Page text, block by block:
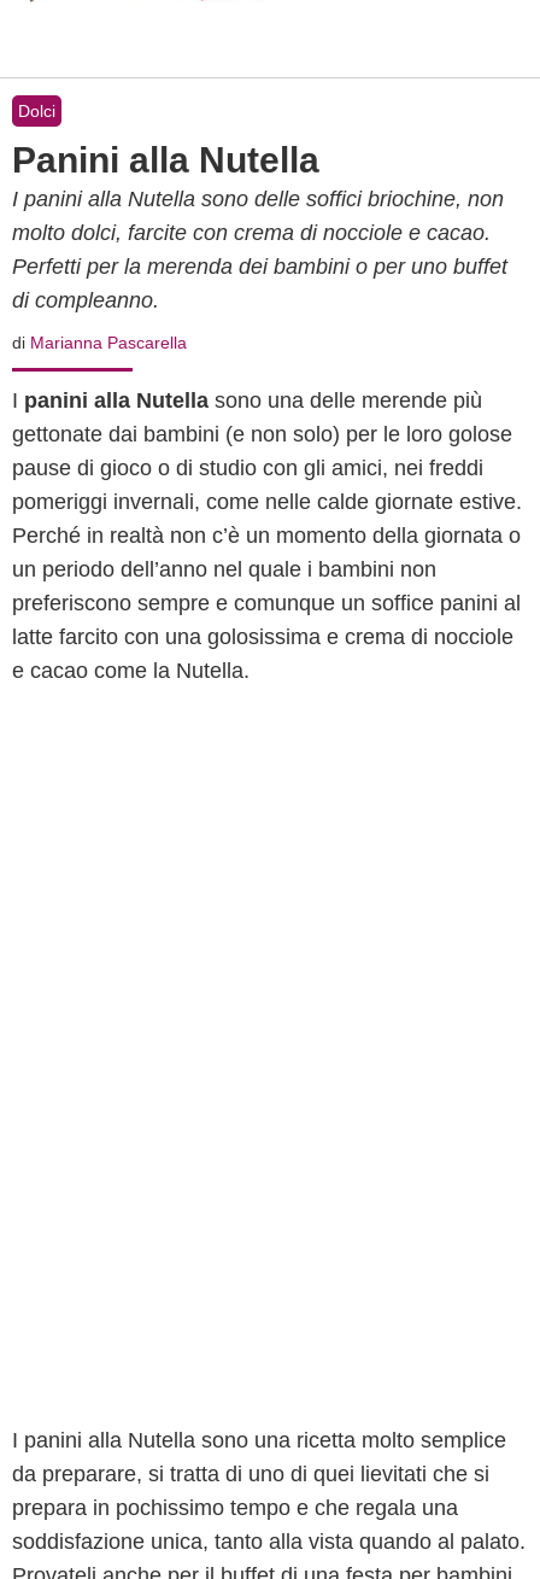
Dolci
Panini alla Nutella
I panini alla Nutella sono delle soffici briochine, non
molto dolci, farcite con crema di nocciole e cacao.
Perfetti per la merenda dei bambini o per uno buffet
di compleanno.
di Marianna Pascarella
I panini alla Nutella sono una delle merende più
gettonate dai bambini (e non solo) per le loro golose
pause di gioco o di studio con gli amici, nei freddi
pomeriggi invernali, come nelle calde giornate estive.
Perché in realtà non c’è un momento della giornata o
un periodo dell’anno nel quale i bambini non
preferiscono sempre e comunque un soffice panini al
latte farcito con una golosissima e crema di nocciole
e cacao come la Nutella.
I panini alla Nutella sono una ricetta molto semplice
da preparare, si tratta di uno di quei lievitati che si
prepara in pochissimo tempo e che regala una
soddisfazione unica, tanto alla vista quando al palato.